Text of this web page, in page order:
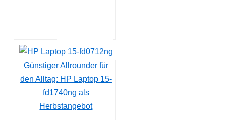
Günstiger Allrounder für
den Alltag: HP Laptop 15-
fd1740ng als
Herbstangebot